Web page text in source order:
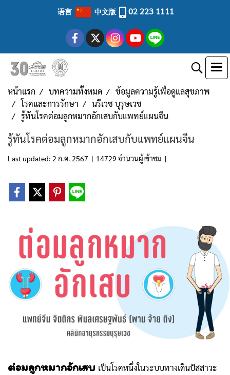
语言 中文版 02 223 1111
หน้าแรก บทความทั้งหมด
ข้อมูลความรู้เพื่อดูแลสุขภาพ
โรคและการรักษา
นรีเวช บุรุษเวช
รู้ทันโรคต่อมลูกหมากอักเสบกับแพทย์แผนจีน
รู้ทันโรคต่อมลูกหมากอักเสบกับแพทย์แผนจีน
Last updated: 2 ก.ค. 2567 | 14729 จำนวนผู้เข้าชม |
ต่อมลูกหมากอักเสบ เป็นโรคหนึ่งในระบบทางเดินปัสสาวะ